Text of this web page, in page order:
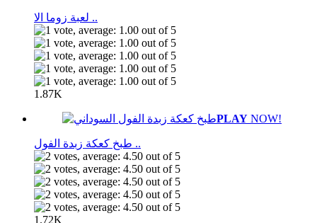
لعبة زوما الا ..
1.87K
PLAY NOW!
طبخ كعكة زبدة الفول ..
1.72K